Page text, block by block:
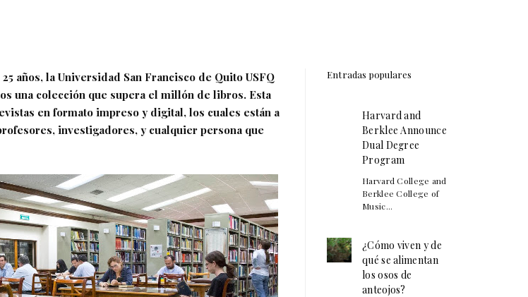
años, la Universidad San Francisco de Quito USFQ
una colección que supera el millón de libros. Esta
en formato impreso y digital, los cuales están a
investigadores, y cualquier persona que
Entradas populares
Harvard and
Berklee Announce
Dual Degree
Program
Harvard College and
Berklee College of
Music...
¿Cómo viven y de
qué se alimentan
los osos de
anteojos?